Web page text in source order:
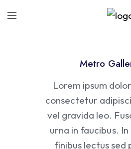
Metro
Lorem ipsum
consectetur
vel gravida leo.
urna in faucibus.
finibus lectus sed